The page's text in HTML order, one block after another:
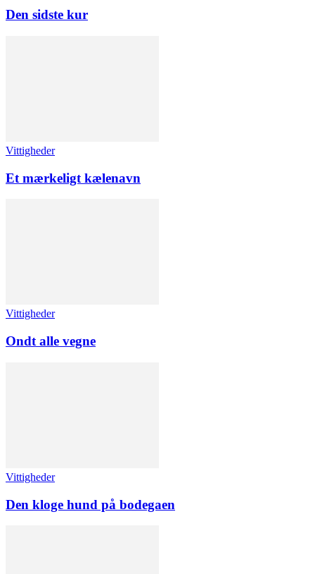
Den sidste kur
Vittigheder
Et mærkeligt kælenavn
Vittigheder
Ondt alle vegne
Vittigheder
Den kloge hund på bodegaen